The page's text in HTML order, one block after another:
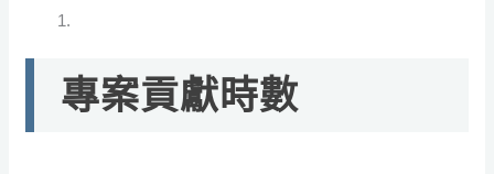
專案貢獻時數